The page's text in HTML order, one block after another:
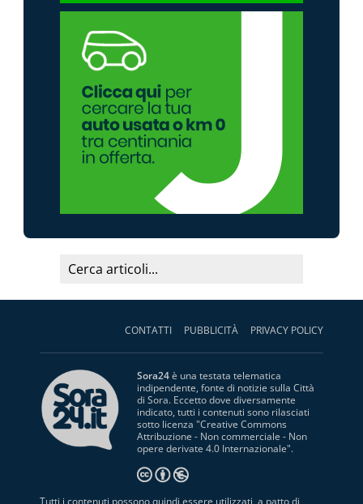
CONTATTI PUBBLICITÀ PRIVACY POLICY
Sora24è una testata telematica
indipendente, fonte di notizie sulla Città
di Sora. Eccetto dove diversamente
indicato, tutti i contenuti sono rilasciati
sotto licenza "Creative Commons
Attribuzione - Non commerciale - Non
opere derivate 4.0 Internazionale".
Tutti i contenuti possono quindi essere utilizzati, a patto di